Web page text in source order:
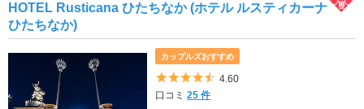
トを満喫したらラブホテルでひと休み。ひたちなか・那珂エリアのラブホ
テルは「那珂インターチェンジ」や、JR水郡線「下管谷駅」、JR常磐線
「勝田駅」「佐和駅」の近くに点在しています。さっそくデートスポット
周辺のホテルをチェックしてみましょう。
HOTEL Rusticana ひたちなか (ホテル ルスティカーナ
ひたちなか)
カップルズおすすめ
5つ星のうち4.5
4.60
口コミ25 件